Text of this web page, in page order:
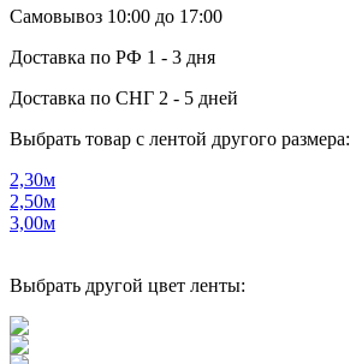
Самовывоз 10:00 до 17:00
Доставка по РФ 1 - 3 дня
Доставка по СНГ 2 - 5 дней
Выбрать товар с лентой другого размера:
2,30м
2,50м
3,00м
Выбрать другой цвет ленты: